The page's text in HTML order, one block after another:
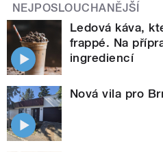
NEJPOSLOUCHANĚJŠÍ
Ledová káva,
frappé. Na
ingrediencí
Nová vila pro